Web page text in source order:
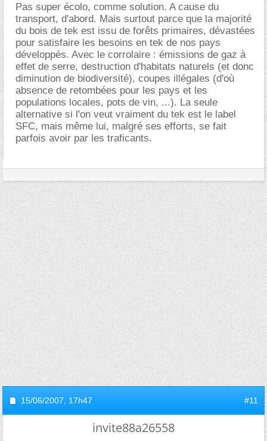
Pas super écolo, comme solution. A cause du
transport, d'abord. Mais surtout parce que la majorité
du bois de tek est issu de forêts primaires, dévastées
pour satisfaire les besoins en tek de nos pays
développés. Avec le corrolaire : émissions de gaz à
effet de serre, destruction d'habitats naturels (et donc
diminution de biodiversité), coupes illégales (d'où
absence de retombées pour les pays et les
populations locales, pots de vin, ...). La seule
alternative si l'on veut vraiment du tek est le label
SFC, mais même lui, malgré ses efforts, se fait
parfois avoir par les traficants.
15/06/2007, 17h47 #11
invite88a26558